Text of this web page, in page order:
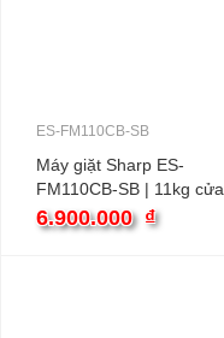
ES-FM110CB-SB
Máy giặt Sharp ES-
FM110CB-SB | 11kg cửa
ngang inverter
6.900.000 ₫